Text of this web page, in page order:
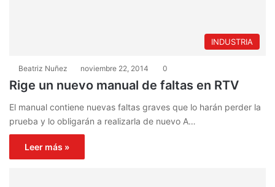
INDUSTRIA
Beatriz Nuñez noviembre 22, 2014 0
Rige un nuevo manual de faltas en RTV
El manual contiene nuevas faltas graves que lo harán perder la
prueba y lo obligarán a realizarla de nuevo A…
Leer más »